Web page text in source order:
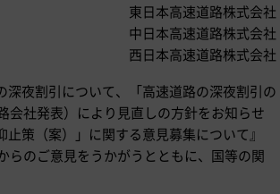
東日本高速道路株式会社
中日本高速道路株式会社
西日本高速道路株式会社
深夜割引について、「高速道路の深夜割引の
会社発表）により見直しの方針をお知らせ
策（案）」に関する意見募集について』
らのご意見をうかがうとともに、国等の関